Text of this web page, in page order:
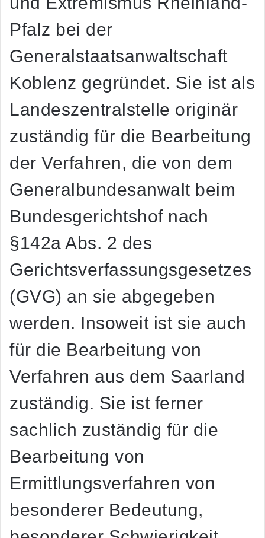
Pfalz bei der
Generalstaatsanwaltschaft
Koblenz gegründet. Sie ist als
Landeszentralstelle originär
zuständig für die Bearbeitung
der Verfahren, die von dem
Generalbundesanwalt beim
Bundesgerichtshof nach
§142a Abs. 2 des
Gerichtsverfassungsgesetzes
(GVG) an sie abgegeben
werden. Insoweit ist sie auch
für die Bearbeitung von
Verfahren aus dem Saarland
zuständig. Sie ist ferner
sachlich zuständig für die
Bearbeitung von
Ermittlungsverfahren von
besonderer Bedeutung,